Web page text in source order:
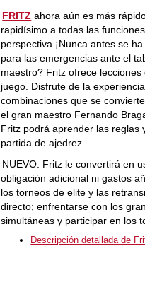
FRITZ ahora aún es más
rapidísimo a todas las
perspectiva ¡Nunca antes se
para las emergencias ante el
maestro? Fritz ofrece
juego. Disfrute de la
combinaciones que se
el gran maestro Fernando
Fritz podrá aprender las reglas
partida de ajedrez.
NUEVO: Fritz le convertirá en
obligación adicional ni gastos
los torneos de elite y las
directo; enfrentarse con los
simultáneas y participar en los
Descripción detallada de